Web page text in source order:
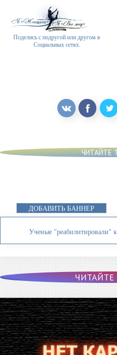
Поделись с подругой или другом в
Социальных сетях.
ЧИТАЙТЕ
ДОБАВИТЬ БАННЕР
Ученые "реабилитировали"
ЧИТАЙТЕ